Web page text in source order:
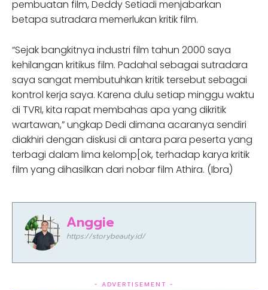
pembuatan film, Deddy Setiadi menjabarkan
betapa sutradara memerlukan kritik film.
“Sejak bangkitnya industri film tahun 2000 saya
kehilangan kritikus film. Padahal sebagai sutradara
saya sangat membutuhkan kritik tersebut sebagai
kontrol kerja saya. Karena dulu setiap minggu waktu
di TVRI, kita rapat membahas apa yang dikritik
wartawan,” ungkap Dedi dimana acaranya sendiri
diakhiri dengan diskusi di antara para peserta yang
terbagi dalam lima kelomp[ok, terhadap karya kritik
film yang dihasilkan dari nobar film Athira. (Ibra)
Anggie
https://storybeauty.id/
- ADVERTISEMENT -